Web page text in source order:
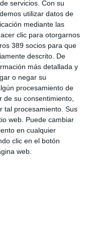
servicios. Con su
utilizar datos de
mediante las
clic para otorgarnos
389 socios para que
descrito. De
más detallada y
o negar su
procesamiento de
de su consentimiento,
tal procesamiento. Sus
web. Puede cambiar
en cualquier
clic en el botón
web.
que el "buen
de negocio.